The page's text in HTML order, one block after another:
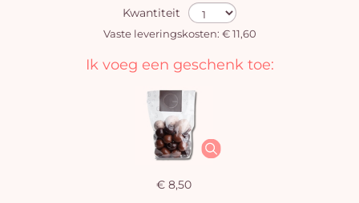
Kwantiteit
Vaste leveringskosten: € 11,60
Ik voeg een geschenk toe:
€ 8,50